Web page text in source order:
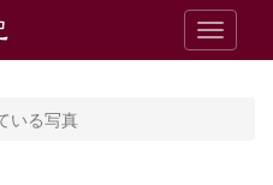
T
o
いる写真